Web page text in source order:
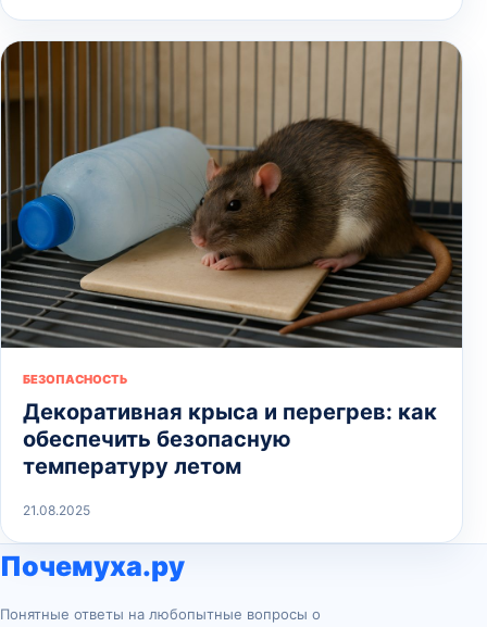
БЕЗОПАСНОСТЬ
Декоративная крыса и перегрев: как
обеспечить безопасную
температуру летом
21.08.2025
Почемуха.ру
Понятные ответы на любопытные вопросы о